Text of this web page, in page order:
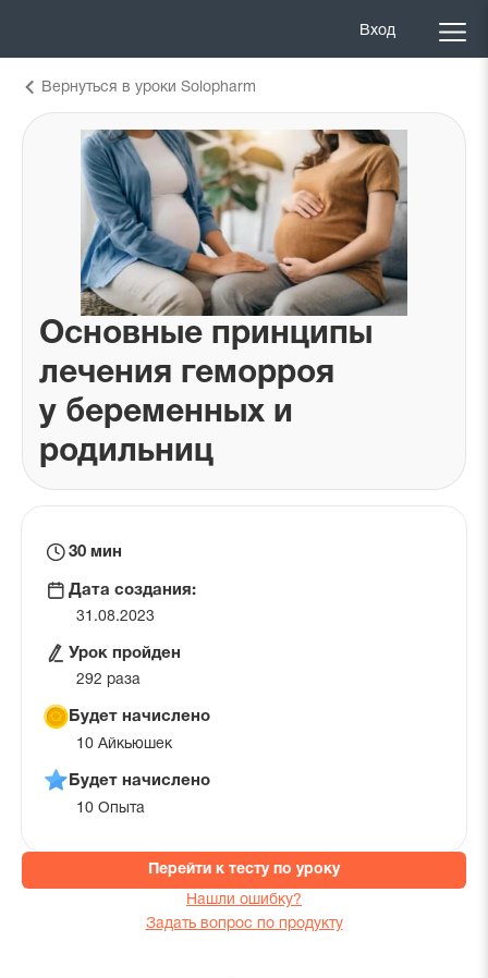
Вход
Вернуться в уроки Solopharm
Основные принципы
лечения геморроя
у беременных и
родильниц
Время
урок
30 мин
Дата создания:
31.08.2023
Урок пройден
292 раза
Будет начислено
10 Айкьюшек
Будет начислено
10 Опыта
Перейти к тесту по уроку
Нашли ошибку?
Задать вопрос по продукту